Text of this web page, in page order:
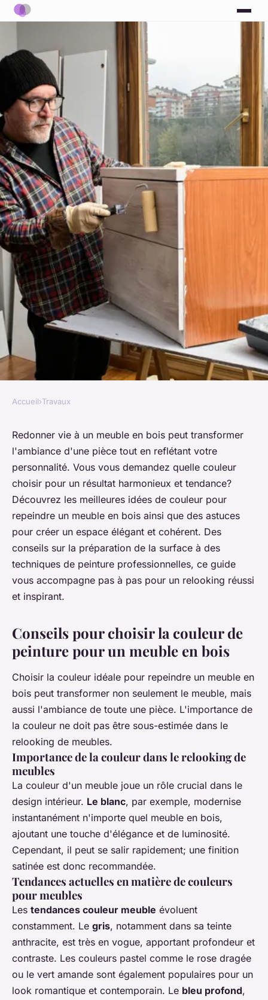
Idée de couleur pour
repeindre un meuble en bois:
conseils et astuces
Célia•26 août 2024•4 min de lecture
Accueil›Travaux
Redonner vie à un meuble en bois peut transformer
l'ambiance d'une pièce tout en reflétant votre
personnalité. Vous vous demandez quelle couleur
choisir pour un résultat harmonieux et tendance?
Découvrez les meilleures idées de couleur pour
repeindre un meuble en bois ainsi que des astuces
pour créer un espace élégant et cohérent. Des
conseils sur la préparation de la surface à des
techniques de peinture professionnelles, ce guide
vous accompagne pas à pas pour un relooking réussi
et inspirant.
Conseils pour choisir la couleur de
peinture pour un meuble en bois
Choisir la couleur idéale pour repeindre un meuble en
bois peut transformer non seulement le meuble, mais
aussi l'ambiance de toute une pièce. L'importance de
la couleur ne doit pas être sous-estimée dans le
relooking de meubles.
Importance de la couleur dans le relooking de
meubles
La couleur d'un meuble joue un rôle crucial dans le
design intérieur. Le blanc, par exemple, modernise
instantanément n'importe quel meuble en bois,
ajoutant une touche d'élégance et de luminosité.
Cependant, il peut se salir rapidement; une finition
satinée est donc recommandée.
Tendances actuelles en matière de couleurs
pour meubles
Les tendances couleur meuble évoluent
constamment. Le gris, notamment dans sa teinte
anthracite, est très en vogue, apportant profondeur et
contraste. Les couleurs pastel comme le rose dragée
ou le vert amande sont également populaires pour un
look romantique et contemporain. Le bleu profond,